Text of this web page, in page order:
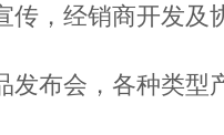
传，经销商开发及
发布会，各种类型